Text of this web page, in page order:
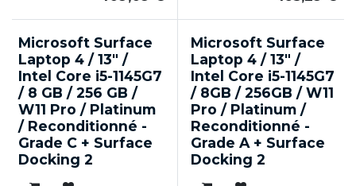
Microsoft Surface
Laptop 4 / 13" /
Intel Core i5-1145G7
/ 8 GB / 256 GB /
W11 Pro / Platinum
/ Reconditionné -
Grade C + Surface
Docking 2
Microsoft Surface
Laptop 4 / 13" /
Intel Core i5-1145G7
/ 8GB / 256GB / W11
Pro / Platinum /
Reconditionné -
Grade A + Surface
Docking 2